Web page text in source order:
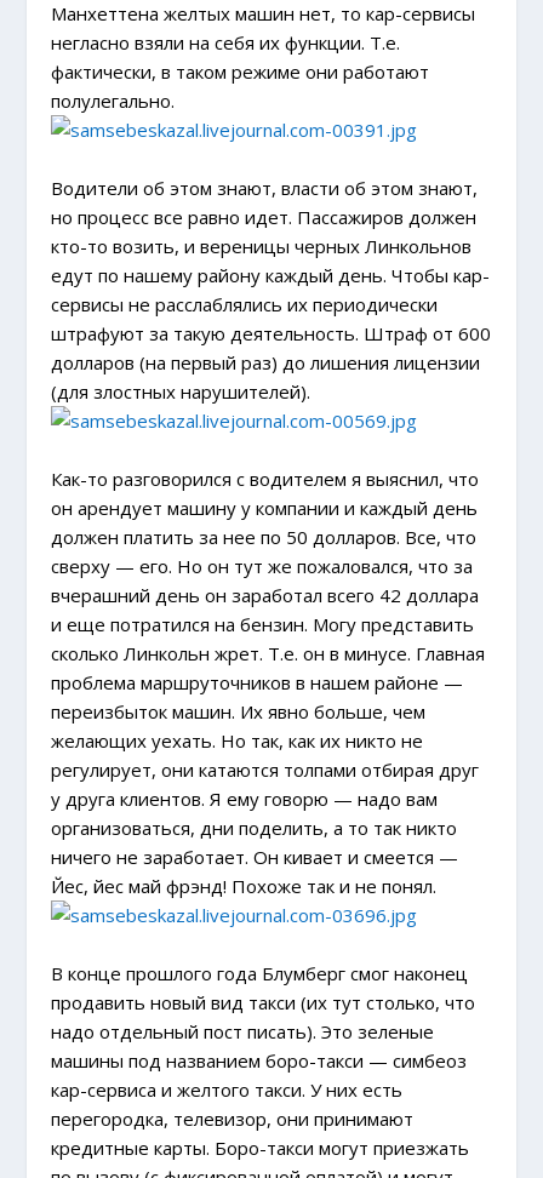
Манхеттена желтых машин нет, то кар-сервисы
негласно взяли на себя их функции. Т.е.
фактически, в таком режиме они работают
полулегально.
Водители об этом знают, власти об этом знают,
но процесс все равно идет. Пассажиров должен
кто-то возить, и вереницы черных Линкольнов
едут по нашему району каждый день. Чтобы кар-
сервисы не расслаблялись их периодически
штрафуют за такую деятельность. Штраф от 600
долларов (на первый раз) до лишения лицензии
(для злостных нарушителей).
Как-то разговорился с водителем я выяснил, что
он арендует машину у компании и каждый день
должен платить за нее по 50 долларов. Все, что
сверху — его. Но он тут же пожаловался, что за
вчерашний день он заработал всего 42 доллара
и еще потратился на бензин. Могу представить
сколько Линкольн жрет. Т.е. он в минусе. Главная
проблема маршруточников в нашем районе —
переизбыток машин. Их явно больше, чем
желающих уехать. Но так, как их никто не
регулирует, они катаются толпами отбирая друг
у друга клиентов. Я ему говорю — надо вам
организоваться, дни поделить, а то так никто
ничего не заработает. Он кивает и смеется —
Йес, йес май фрэнд! Похоже так и не понял.
В конце прошлого года Блумберг смог наконец
продавить новый вид такси (их тут столько, что
надо отдельный пост писать). Это зеленые
машины под названием боро-такси — симбеоз
кар-сервиса и желтого такси. У них есть
перегородка, телевизор, они принимают
кредитные карты. Боро-такси могут приезжать